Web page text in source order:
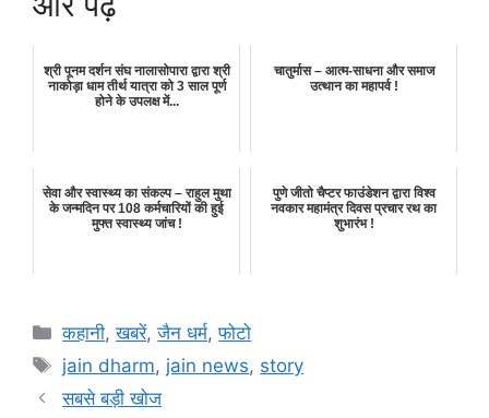
श्री पूनम दर्शन संघ नालासोपारा द्वारा श्री
नाकोड़ा धाम तीर्थ यात्रा को 3 साल पूर्ण
होने के उपलक्ष में...
चातुर्मास – आत्म-साधना और समाज
उत्थान का महापर्व !
सेवा और स्वास्थ्य का संकल्प – राहुल मुथा
के जन्मदिन पर 108 कर्मचारियों की हुई
मुफ्त स्वास्थ्य जांच !
पुणे जीतो चैप्टर फाउंडेशन द्वारा विश्व
नवकार महामंत्र दिवस प्रचार रथ का
शुभारंभ !
Categories
कहानी,खबरें,जैन धर्म,फोटो
Tags
jain dharm, jain news, story
सबसे बड़ी खोज